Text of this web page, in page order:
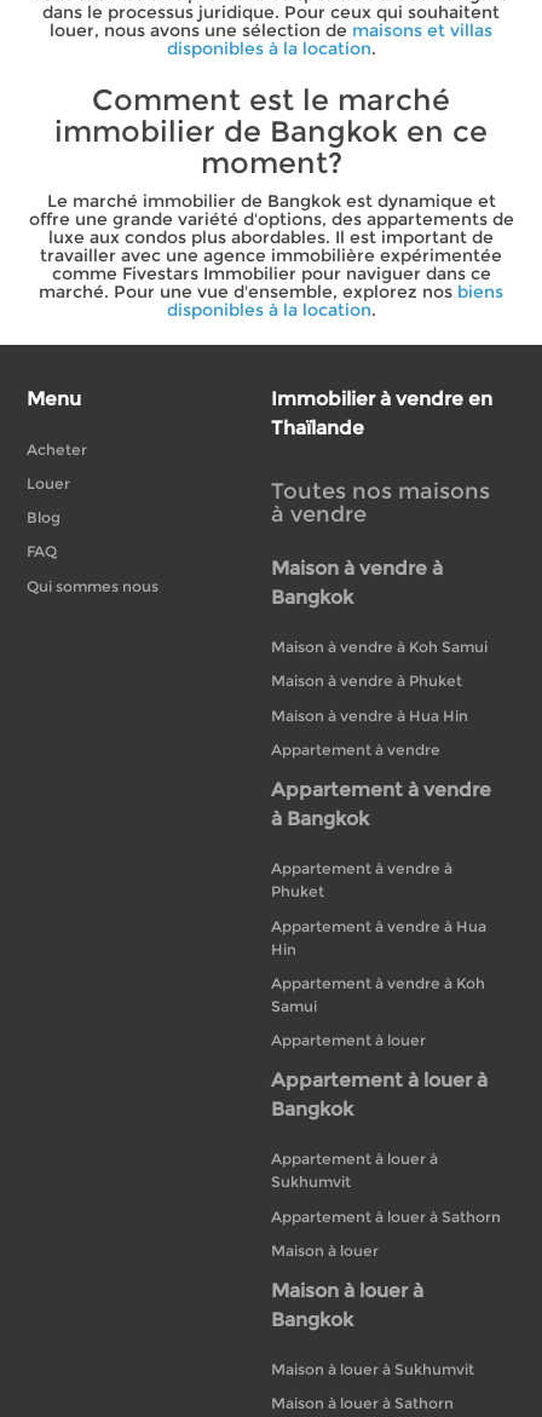
dans le processus juridique. Pour ceux qui souhaitent
louer, nous avons une sélection de maisons et villas
disponibles à la location.
Comment est le marché
immobilier de Bangkok en ce
moment?
Le marché immobilier de Bangkok est dynamique et
offre une grande variété d'options, des appartements de
luxe aux condos plus abordables. Il est important de
travailler avec une agence immobilière expérimentée
comme Fivestars Immobilier pour naviguer dans ce
marché. Pour une vue d'ensemble, explorez nos biens
disponibles à la location.
Menu
Acheter
Louer
Blog
FAQ
Qui sommes nous
Immobilier à vendre en
Thaïlande
Toutes nos maisons
à vendre
Maison à vendre à
Bangkok
Maison à vendre à Koh Samui
Maison à vendre à Phuket
Maison à vendre à Hua Hin
Appartement à vendre
Appartement à vendre
à Bangkok
Appartement à vendre à
Phuket
Appartement à vendre à Hua
Hin
Appartement à vendre à Koh
Samui
Appartement à louer
Appartement à louer à
Bangkok
Appartement à louer à
Sukhumvit
Appartement à louer à Sathorn
Maison à louer
Maison à louer à
Bangkok
Maison à louer à Sukhumvit
Maison à louer à Sathorn